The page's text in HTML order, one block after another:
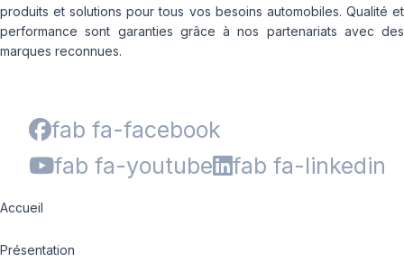
produits et solutions pour tous vos besoins automobiles. Qualité et
performance sont garanties grâce à nos partenariats avec des
marques reconnues.
fab fa-facebook
fab fa-youtube
fab fa-linkedin
Accueil
Présentation